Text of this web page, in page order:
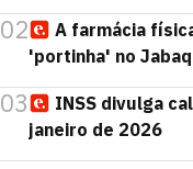
02
A farmácia
'portinha' no
03
INSS divulga
janeiro de 2026